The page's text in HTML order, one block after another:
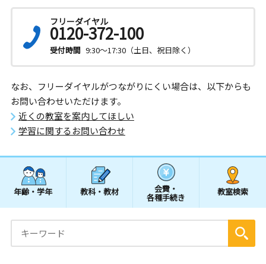
フリーダイヤル
0120-372-100
受付時間 9:30～17:30（土日、祝日除く）
なお、フリーダイヤルがつながりにくい場合は、以下からも
お問い合わせいただけます。
近くの教室を案内してほしい
学習に関するお問い合わせ
年齢・学年 教科・教材 会費・
各種手続き
教室検索